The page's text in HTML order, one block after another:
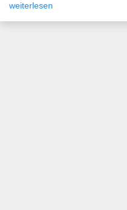
weiterlesen